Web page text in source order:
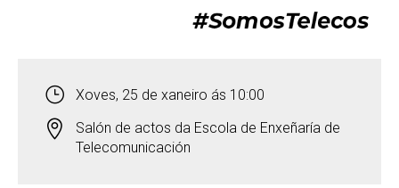
Xoves, 25 de xaneiro ás 10:00
Salón de actos da Escola de Enxeñaría de
Telecomunicación